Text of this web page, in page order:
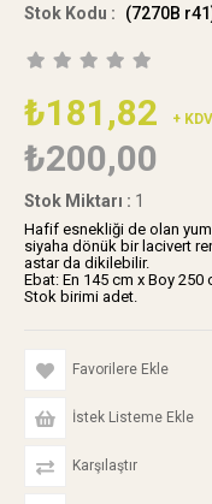
(7270B
₺181,82 + KDV
₺200,00
Stok Miktarı : 1
Hafif esnekliği de olan
siyaha dönük bir lacivert
astar da dikilebilir.
Ebat: En 145 cm x Boy 250
Stok birimi adet.
Favorilere Ekle
İstek Listeme Ekle
Karşılaştır